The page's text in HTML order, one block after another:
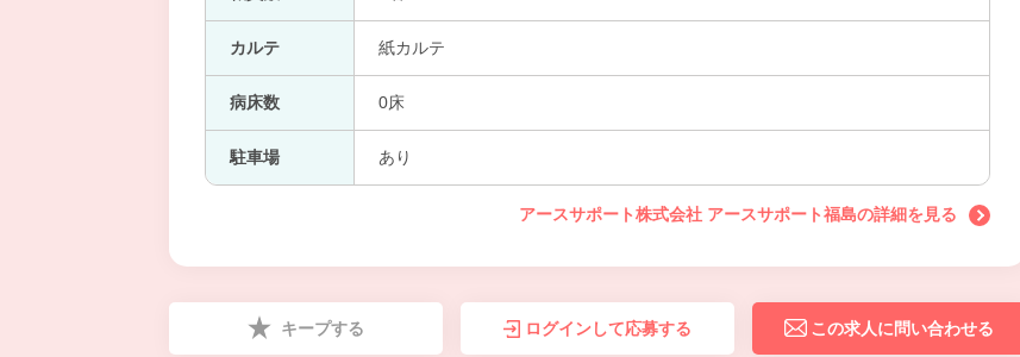
カルテ 紙カルテ
病床数 0床
駐車場 あり
アースサポート株式会社 アースサポート福島の詳細を見る
キープする ログインして応募する この求人に問い合わせる